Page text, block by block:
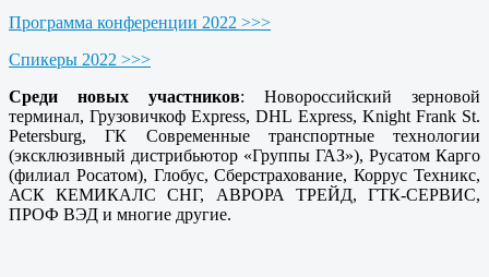
Программа конференции 2022 >>>
Спикеры 2022 >>>
Cреди новых участников: Новороссийский зерновой
терминал, Грузовичкоф Express, DHL Express, Knight Frank St.
Petersburg, ГК Современные транспортные технологии
(эксклюзивный дистрибьютор «Группы ГАЗ»), Русатом Карго
(филиал Росатом), Глобус, Сберстрахование, Коррус Техникс,
АСК КЕМИКАЛС СНГ, АВРОРА ТРЕЙД, ГТК-СЕРВИС,
ПРОФ ВЭД и многие другие.